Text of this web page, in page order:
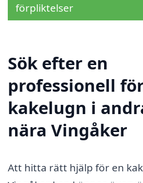
förpliktelser
Sök efter en
professionell
kakelugn i
nära Vingåker
Att hitta rätt hjälp för en